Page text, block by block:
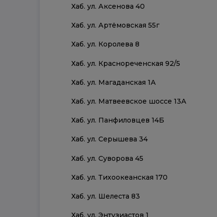
Хаб. ул. Аксенова 40
Хаб. ул. Артёмовская 55г
Хаб. ул. Королева 8
Хаб. ул. Краснореченская 92/5
Хаб. ул. Магаданская 1А
Хаб. ул. Матвеевское шоссе 13А
Хаб. ул. Панфиловцев 14Б
Хаб. ул. Серышева 34
Хаб. ул. Суворова 45
Хаб. ул. Тихоокеанская 170
Хаб. ул. Шелеста 83
Хаб. ул. Энтузиастов 1